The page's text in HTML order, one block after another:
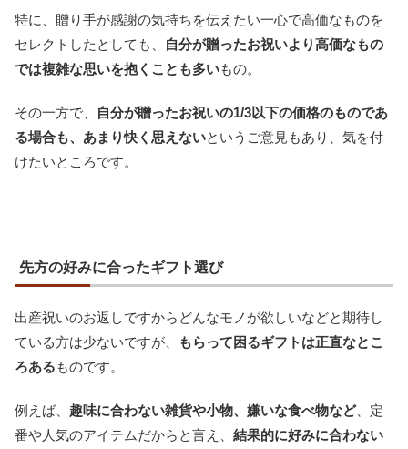
特に、贈り手が感謝の気持ちを伝えたい一心で高価なものを
セレクトしたとしても、
自分が贈ったお祝いより高価なもの
では複雑な思いを抱くことも多いもの。
その一方で、
自分が贈ったお祝いの1/3以下の価格のものであ
る場合も、あまり快く思えないというご意見もあり、気を付
けたいところです。
先方の好みに合ったギフト選び
出産祝いのお返しですからどんなモノが欲しいなどと期待し
ている方は少ないですが、
もらって困るギフトは正直なとこ
ろある ものです。
例えば、 趣味に合わない雑貨や小物、嫌いな食べ物など、定
番や人気のアイテムだからと言え、 結果的に好みに合わない